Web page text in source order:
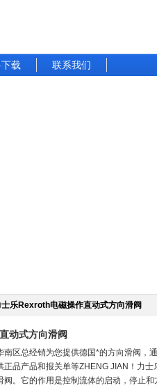
载 联系我们
士乐Rexroth电磁操作直动式方向滑阀
动式方向滑阀
南区总经销为您提供德国*的方向滑阀，
正品产品和报关单等ZHENG JIAN！力
阀。它的作用是控制流体的启动，停止